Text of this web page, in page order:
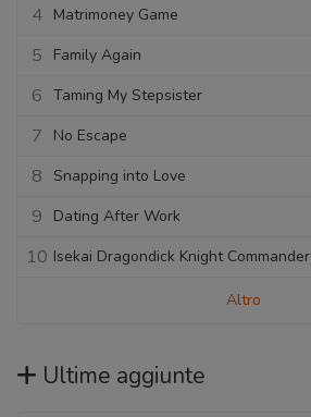
4 Matrimoney Game
5 Family Again
6 Taming My Stepsister
7 No Escape
8 Snapping into Love
9 Dating After Work
10 Isekai Dragondick Knight Commander
Altro
Ultime aggiunte